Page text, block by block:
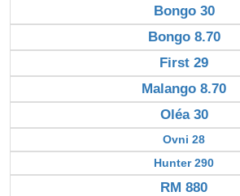
Bongo 30
Bongo 8.70
First 29
Malango 8.70
Oléa 30
Ovni 28
Hunter 290
RM 880